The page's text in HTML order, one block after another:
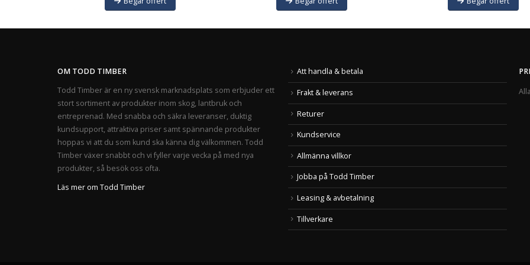
OM TODD TIMBER
Todd Timber är en ny svensk marknadsplats som erbjuder ett
stort sortiment av produkter inom skog, lantbruk och
entreprenad. Med snabba och säkra leveranser, duktig
kundsupport, attraktiva priser samt spännande produkter
hoppas vi att du som kund ska känna dig välkommen. Todd
Timber växer snabbt och vi fyller varje vecka på med nya
produkter, så besök oss ofta.
Läs mer om Todd Timber
Att handla & betala
Frakt & leverans
Returer
Kundservice
Allmänna villkor
Jobba på Todd Timber
Leasing & avbetalning
Tillverkare